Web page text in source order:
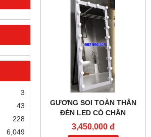
3
43
228
6,049
GƯƠNG SOI TOÀN THÂN
ĐÈN LED CÓ CHÂN
3,450,000 đ